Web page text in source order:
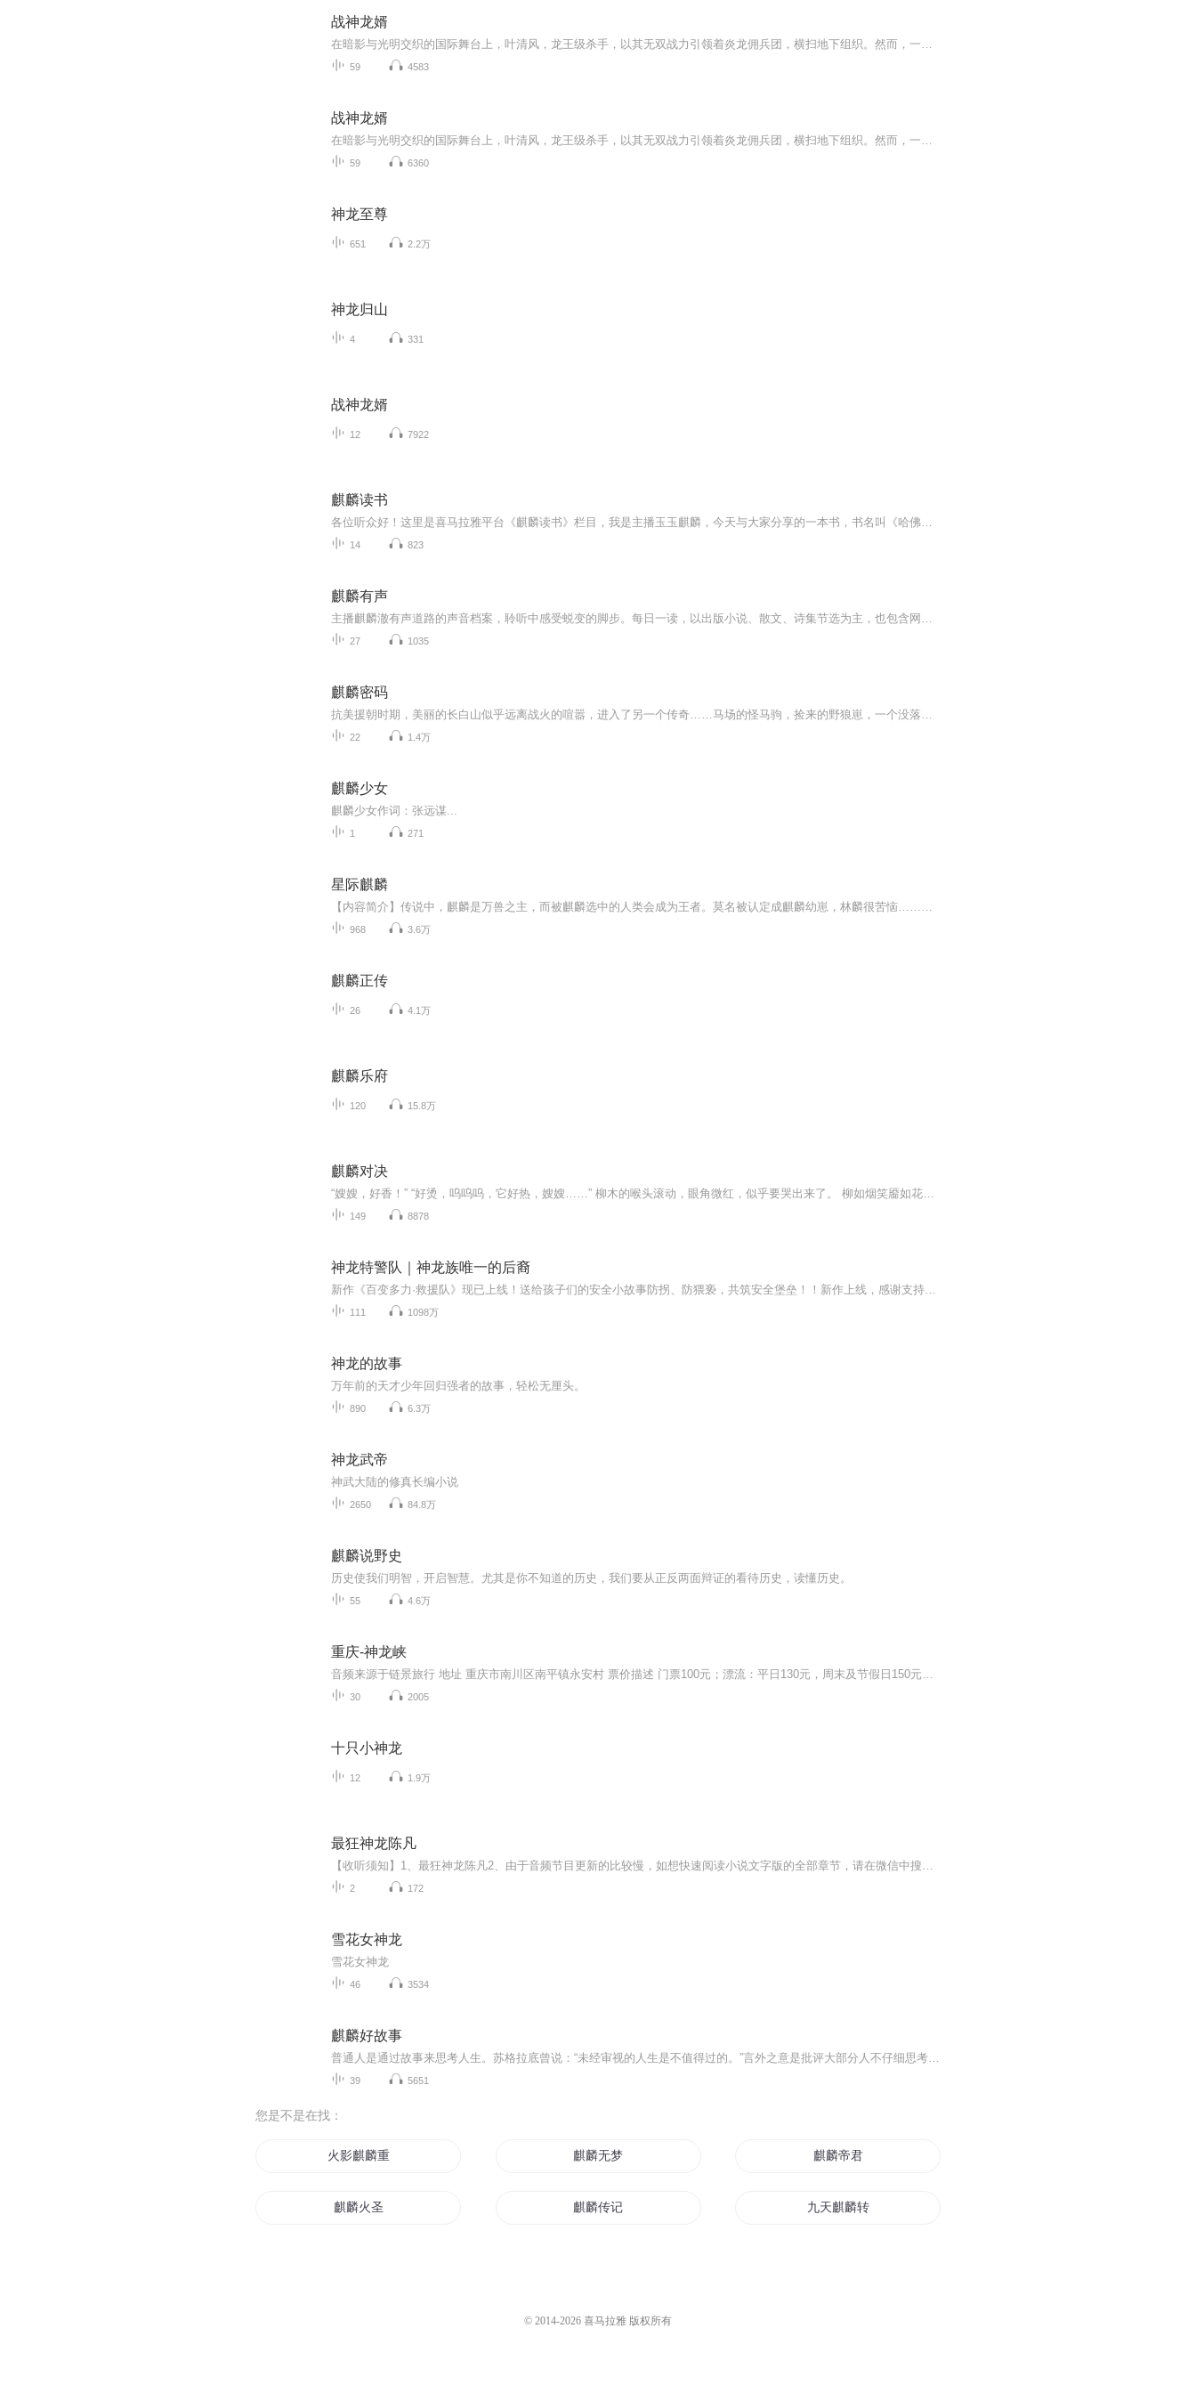
战神龙婿
在暗影与光明交织的国际舞台上，叶清风，龙王级杀手，以其无双战力引领着炎龙佣兵团，横扫地下组织。然而，一场与血狼佣兵团的生死对决，不仅让他痛失战友，更让挚友铁子命悬一线。为了救赎，他踏上归途，回到十五年前的华城，却意外卷入林家与王家的恩怨...
59 4583
战神龙婿
在暗影与光明交织的国际舞台上，叶清风，龙王级杀手，以其无双战力引领着炎龙佣兵团，横扫地下组织。然而，一场与血狼佣兵团的生死对决，不仅让他痛失战友，更让挚友铁子命悬一线。为了救赎，他踏上归途，回到十五年前的华城，却意外卷入林家与王家的恩怨...
59 6360
神龙至尊
651 2.2万
神龙归山
4 331
战神龙婿
12 7922
麒麟读书
各位听众好！这里是喜马拉雅平台《麒麟读书》栏目，我是主播玉玉麒麟，今天与大家分享的一本书，书名叫《哈佛凌晨四点半》——哈佛大学送给青少年的最好礼物。这本书的内容讲述了很多青少年认为，优秀是一件很难的事情，好像哈佛跟自己的距离一样，但是他...
14 823
麒麟有声
主播麒麟澈有声道路的声音档案，聆听中感受蜕变的脚步。每日一读，以出版小说、散文、诗集节选为主，也包含网络热文。
27 1035
麒麟密码
抗美援朝时期，美丽的长白山似乎远离战火的喧嚣，进入了另一个传奇……马场的怪马驹，捡来的野狼崽，一个没落民族遗孤的奇怪寓言，一段前世今生无法斩断的纠缠。月圆之夜，狼群下山，马场毁于一旦。山中的奇怪猎户、神秘的骑兵团，长白山里的一场人与野兽的血腥杀戮。谁为了谁而渐渐改变，谁为了谁而苦苦等待，世事不断地变迁，轮回中，什么才是真正的主宰？
22 1.4万
麒麟少女
麒麟少女作词：张远谋...
1 271
星际麒麟
【内容简介】传说中，麒麟是万兽之主，而被麒麟选中的人类会成为王者。莫名被认定成麒麟幼崽，林麟很苦恼……【作者/主播简介】作者：衣冠难渡，网络小说作家。主播：飞鸟【购买须知】1、部分集数可免费试听，具体以专辑播放页为准。2、版权归原作者所有，...
968 3.6万
麒麟正传
26 4.1万
麒麟乐府
120 15.8万
麒麟对决
“嫂嫂，好香！” “好烫，呜呜呜，它好热，嫂嫂……” 柳木的喉头滚动，眼角微红，似乎要哭出来了。 柳如烟笑靥如花，慌忙轻轻吹着道：“小木，小心点，…… 一张口他便听见自己说：“嫂嫂，我帮你搓背吧。”柳如烟脸瞬间红的更厉害了，她嘀嘀咕咕的，又...
149 8878
神龙特警队｜神龙族唯一的后裔
新作《百变多力·救援队》现已上线！送给孩子们的安全小故事防拐、防猥亵，共筑安全堡垒！！新作上线，感谢支持哟~更新频率：每天18:00日更新两集参与新作上线送好礼活动，还有机会获得多力炫酷礼包哦！订阅关注+五星好评，感谢小朋友们的支持喜爱！战无不...
111 1098万
神龙的故事
万年前的天才少年回归强者的故事，轻松无厘头。
890 6.3万
神龙武帝
神武大陆的修真长编小说
2650 84.8万
麒麟说野史
历史使我们明智，开启智慧。尤其是你不知道的历史，我们要从正反两面辩证的看待历史，读懂历史。
55 4.6万
重庆-神龙峡
音频来源于链景旅行 地址 重庆市南川区南平镇永安村 票价描述 门票100元；漂流：平日130元，周末及节假日150元；观光车票15元，不包含在门票内。 开放时间 景区8:30-17:00；漂流13:30-16:00 乘车信息 1. 从重庆市南坪汽车站、重庆市菜园坝汽车站坐车到南川...
30 2005
十只小神龙
12 1.9万
最狂神龙陈凡
【收听须知】1、最狂神龙陈凡2、由于音频节目更新的比较慢，如想快速阅读小说文字版的全部章节，请在微信中搜索公/众/号【黑葡萄文学】，关注后，并在公/众/号中回复：【851】，便可快速阅读小说文字版全集。（注意：需要在公/众/号中回复才有效哦）
2 172
雪花女神龙
雪花女神龙
46 3534
麒麟好故事
普通⼈是通过故事来思考⼈⽣。苏格拉底曾说：“未经审视的⼈⽣是不值得过的。”⾔外之意是批评⼤部分⼈不仔细思考⾃⼰的⼈⽣。但其实⼈们并⾮不思考⼈⽣，只不过哲学层⾯的抽象思考超过了⼤部分⼈的能⼒范围。
39 5651
您是不是在找：
火影麒麟重生传 麒麟无梦 麒麟帝君
麒麟火圣 麒麟传记 九天麒麟转
© 2014-2026 喜马拉雅 版权所有